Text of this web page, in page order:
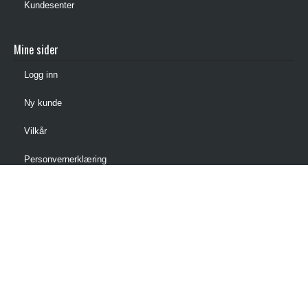
Kundesenter
Mine sider
Logg inn
Ny kunde
Vilkår
Personvernerklæring